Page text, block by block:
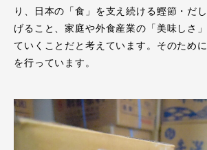
り、日本の「食」を支え続ける鰹節・だ
げること、家庭や外食産業の「美味しさ
ていくことだと考えています。そのため
を行っています。